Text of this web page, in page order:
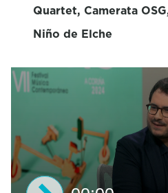
Quartet, Camerata
Niño de Elche